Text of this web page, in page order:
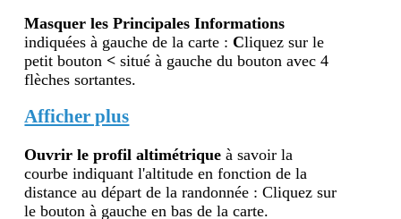
Masquer les Principales Informations
indiquées à gauche de la carte :Cliquez sur le
petit bouton < situé à gauche du bouton avec 4
flèches sortantes.
Afficher plus
Ouvrir le profil altimétrique à savoir la
courbe indiquant l'altitude en fonction de la
distance au départ de la randonnée : Cliquez sur
le bouton à gauche en bas de la carte.